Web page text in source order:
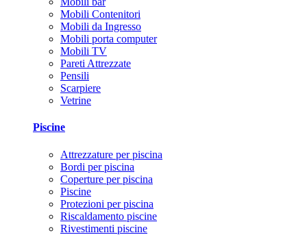
Mobili Contenitori
Mobili da Ingresso
Mobili porta computer
Mobili TV
Pareti Attrezzate
Pensili
Scarpiere
Vetrine
Piscine
Attrezzature per piscina
Bordi per piscina
Coperture per piscina
Piscine
Protezioni per piscina
Riscaldamento piscine
Rivestimenti piscine